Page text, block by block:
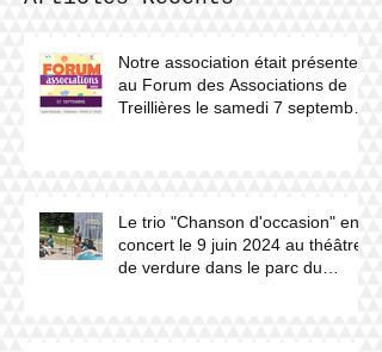
Notre association était présente
au Forum des Associations de
Treillières le samedi 7 septembre
Le trio "Chanson d'occasion" en
concert le 9 juin 2024 au théâtre
de verdure dans le parc du